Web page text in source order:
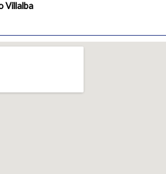
Villalba